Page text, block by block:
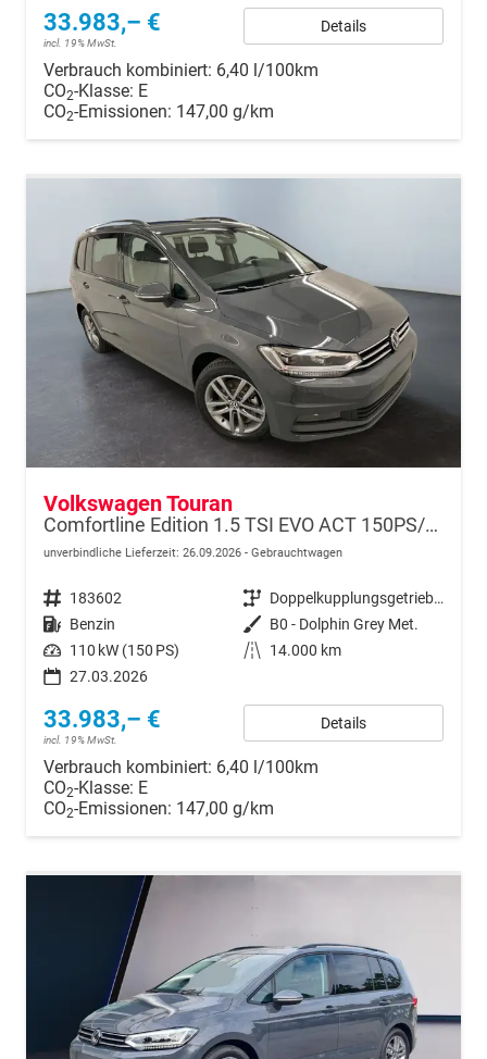
33.983,– €
incl. 19% MwSt.
Details
Verbrauch kombiniert: 6,40 l/100km
CO2-Klasse: E
CO2-Emissionen: 147,00 g/km
Volkswagen Touran
Comfortline Edition 1.5 TSI EVO ACT 150PS/110kW DSG7 2026 +APP-Connect+RFK+17"ALU+SHZ
unverbindliche Lieferzeit: 26.09.2026 Gebrauchtwagen
Fahrzeugnr. 183602 Getriebe
Doppelkupplungsgetriebe (DSG)
Kraftstoff Benzin Außenfarbe B0 - Dolphin Grey Met.
Leistung 110 kW (150 PS) Kilometerstand
14.000 km
27.03.2026
33.983,– €
incl. 19% MwSt.
Details
Verbrauch kombiniert: 6,40 l/100km
CO2-Klasse: E
CO2-Emissionen: 147,00 g/km